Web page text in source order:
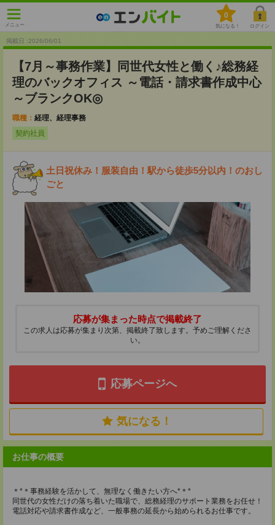
メニュー
0
気になる！ ログイン
掲載日 :2026/06/01
【7月～事務作業】同世代女性と働く♪総務経
理のバックオフィス ～電話・請求書作成中心
～ブランクOK◎
職種： 経理、経理事務
契約社員
土日祝休み！服装自由！駅から徒歩5分以内！のおし
ごと
応募が集まった時点で掲載終了
この求人は応募が集まり次第、掲載終了致します。予めご理解くださ
い。
応募ページへ
気になる！
お仕事の概要
＊*＊事務経験を活かして、無理なく働きたい方へ*＊*
同世代の女性だけの落ち着いた職場で、総務経理のサポート業務をお任せ！
電話対応や請求書作成など、一般事務の延長から始められるお仕事です。